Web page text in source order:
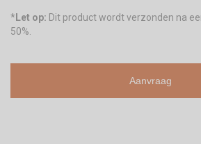
* Let op: Dit product wordt verzonden na
50%.